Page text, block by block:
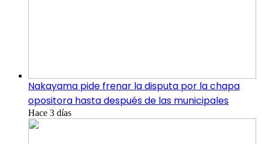
Nakayama pide frenar la disputa por la chapa
opositora hasta después de las municipales
Hace 3 días